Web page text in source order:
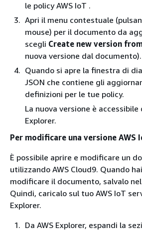
le policy AWS IoT .
Apri il menu contestuale
mouse) per il documento da
scegli Create new version
nuova versione dal documento).
Quando si apre la finestra di
JSON che contiene gli
definizioni per le tue policy.
La nuova versione è accessibile
Explorer.
Per modificare una versione AWS
È possibile aprire e modificare un
utilizzando AWS Cloud9. Quando
modificare il documento, salvalo
Quindi, caricalo sul tuo AWS IoT
Explorer.
Da AWS Explorer, espandi la